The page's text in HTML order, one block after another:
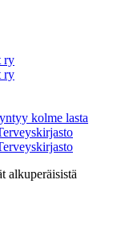
ry
ry
kolme lasta
alkuperäisistä